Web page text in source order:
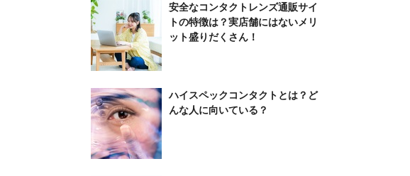
安全なコンタクトレンズ通販サイ
トの特徴は？実店舗にはないメリ
ット盛りだくさん！
ハイスペックコンタクトとは？ど
んな人に向いている？